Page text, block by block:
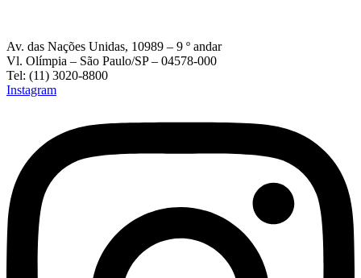
Av. das Nações Unidas, 10989 – 9 º andar
Vl. Olímpia – São Paulo/SP – 04578-000
Tel: (11) 3020-8800
Instagram